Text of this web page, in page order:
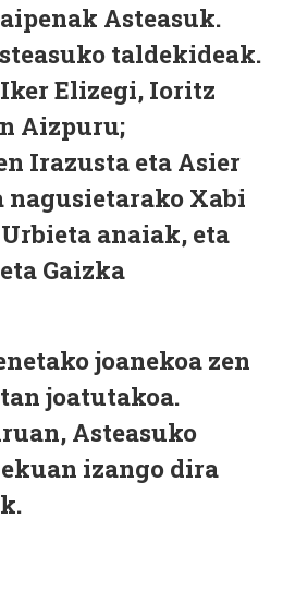
Asteasuk.
taldekideak.
Elizegi, Ioritz
Aizpuru;
Irazusta eta Asier
nagusietarako Xabi
anaiak, eta
Gaizka
joanekoa zen
joatutakoa.
Asteasuko
izango dira